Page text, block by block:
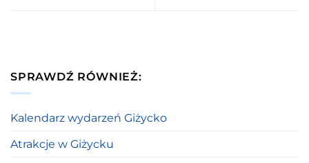
SPRAWDŹ RÓWNIEŻ:
Kalendarz wydarzeń Giżycko
Atrakcje w Giżycku